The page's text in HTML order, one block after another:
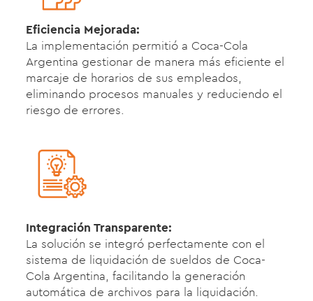
Eficiencia Mejorada:
La implementación permitió a Coca-Cola
Argentina gestionar de manera más eficiente el
marcaje de horarios de sus empleados,
eliminando procesos manuales y reduciendo el
riesgo de errores.
Integración Transparente:
La solución se integró perfectamente con el
sistema de liquidación de sueldos de Coca-
Cola Argentina, facilitando la generación
automática de archivos para la liquidación.